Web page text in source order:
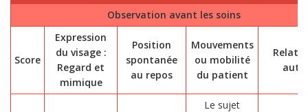
Observation avant les soins
Score
Expression
du visage :
Regard et
mimique
Position
spontanée
au repos
Mouvements
ou mobilité
du patient
Le sujet